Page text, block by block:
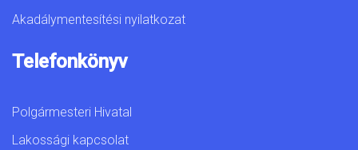
Akadálymentesítési nyilatkozat
Telefonkönyv
Polgármesteri Hivatal
Lakossági kapcsolat